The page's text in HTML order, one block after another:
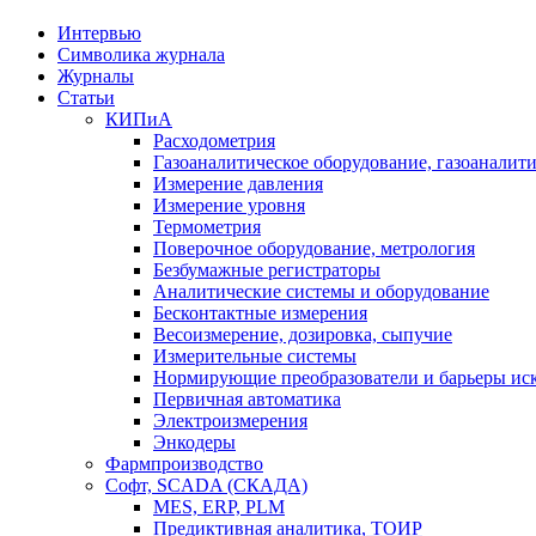
Интервью
Символика журнала
Журналы
Статьи
КИПиА
Расходометрия
Газоаналитическое оборудование,
Измерение давления
Измерение уровня
Термометрия
Поверочное оборудование, метрология
Безбумажные регистраторы
Аналитические системы и оборудование
Бесконтактные измерения
Весоизмерение, дозировка, сыпучие
Измерительные системы
Нормирующие преобразователи и барьеры
Первичная автоматика
Электроизмерения
Энкодеры
Фармпроизводство
Софт, SCADA (СКАДА)
MES, ERP, PLM
Предиктивная аналитика, ТОИР